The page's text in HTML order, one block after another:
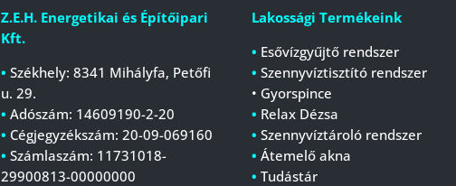
Z.E.H. Energetikai és Építőipari
Kft.
• Székhely: 8341 Mihályfa, Petőfi
u. 29.
• Adószám: 14609190-2-20
• Cégjegyzékszám: 20-09-069160
• Számlaszám: 11731018-
29900813-00000000
Lakossági Termékeink
• Esővízgyűjtő rendszer
• Szennyvíztisztító rendszer
• Gyorspince
• Relax Dézsa
•Szennyvíztároló rendszer
•Átemelő akna
•Tudástár